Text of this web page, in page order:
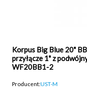
Korpus Big Blue 20"
przyłącze 1" z
WF20BB1-2
Producent:UST-M